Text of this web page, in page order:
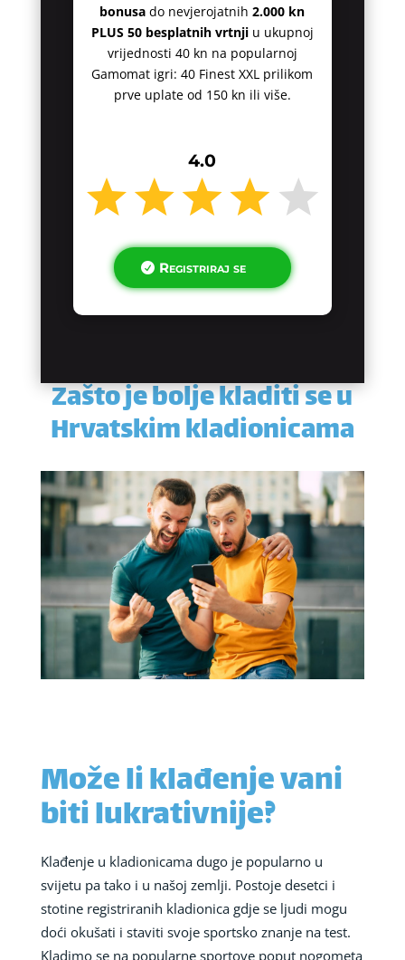
bonusa do nevjerojatnih2.000 kn
PLUS 50 besplatnih vrtnjiu ukupnoj
vrijednosti 40 kn na popularnoj
Gamomat igri: 40 Finest XXL prilikom
prve uplate od 150 kn ili više.
4.0
Registriraj se
Zašto je bolje kladiti se u
Hrvatskim kladionicama
Može li klađenje vani
biti lukrativnije?
Klađenje u kladionicama dugo je popularno u
svijetu pa tako i u našoj zemlji. Postoje desetci i
stotine registriranih kladionica gdje se ljudi mogu
doći okušati i staviti svoje sportsko znanje na test.
Kladimo se na popularne sportove poput nogometa